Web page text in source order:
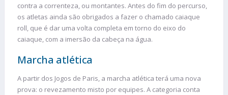
contra a correnteza, ou montantes. Antes do fim do percurso,
os atletas ainda são obrigados a fazer o chamado caiaque
roll, que é dar uma volta completa em torno do eixo do
caiaque, com a imersão da cabeça na água.
Marcha atlética
A partir dos Jogos de Paris, a marcha atlética terá uma nova
prova: o revezamento misto por equipes. A categoria conta